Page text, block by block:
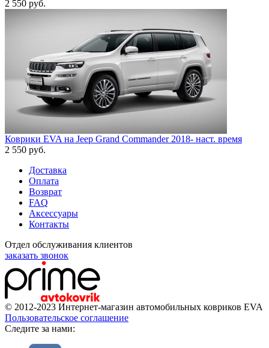
2 550 руб.
Коврики EVA на Jeep Grand Commander 2018- наст. время
2 550 руб.
Доставка
Оплата
Возврат
FAQ
Аксессуары
Контакты
Отдел обслуживания клиентов
заказать звонок
© 2012-2023 Интернет-магазин автомобильных ковриков EVA
Пользовательское соглашение
Cледите за нами: